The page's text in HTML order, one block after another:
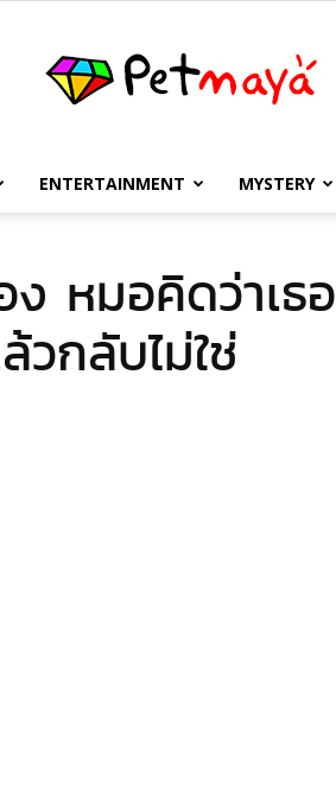
เพชร
มายา
ENTERTAINMENT MYSTERY
หมอคิดว่าเธอ
กลับไม่ใช่